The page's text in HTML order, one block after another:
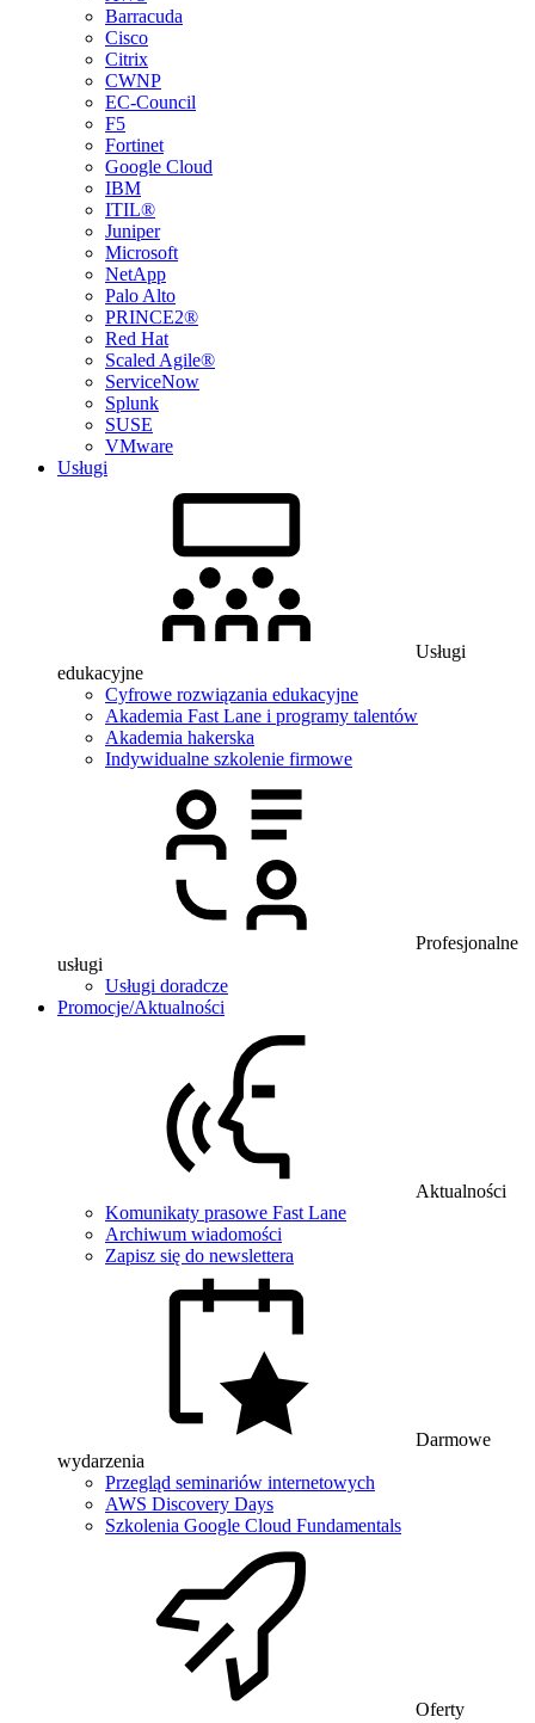
Barracuda
Cisco
Citrix
CWNP
EC-Council
F5
Fortinet
Google Cloud
IBM
ITIL®
Juniper
Microsoft
NetApp
Palo Alto
PRINCE2®
Red Hat
Scaled Agile®
ServiceNow
Splunk
SUSE
VMware
Usługi
Usługi
edukacyjne
Cyfrowe rozwiązania edukacyjne
Akademia Fast Lane i programy talentów
Akademia hakerska
Indywidualne szkolenie firmowe
Profesjonalne
usługi
Usługi doradcze
Promocje/Aktualności
Aktualności
Komunikaty prasowe Fast Lane
Archiwum wiadomości
Zapisz się do newslettera
Darmowe
wydarzenia
Przegląd seminariów internetowych
AWS Discovery Days
Szkolenia Google Cloud Fundamentals
Oferty